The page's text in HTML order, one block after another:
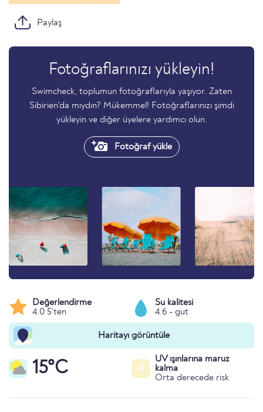
Paylaş
Fotoğraflarınızı yükleyin!
Swimcheck, toplumun fotoğraflarıyla yaşıyor. Zaten
Sibirien'da mıydın? Mükemmel! Fotoğraflarınızı şimdi
yükleyin ve diğer üyelere yardımcı olun.
Fotoğraf yükle
Değerlendirme
4.0 5'ten
Su kalitesi
4.6 - gut
Haritayı görüntüle
15°C 4
UV ışınlarına maruz
kalma
Orta derecede risk